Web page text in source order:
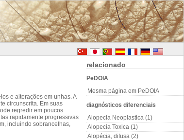
relacionado
PeDOIA
Mesma página em PeDOIA
diagnósticos diferenciais
Alopecia Neoplastica (1)
Alopecia Toxica (1)
Alopécia, difusa (2)
e alterações em unhas. A
circunscrita. Em suas
regredir em poucos
rapidamente progressivas
incluindo sobrancelhas,